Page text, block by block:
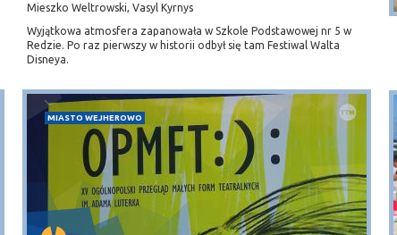
Mieszko Weltrowski, Vasyl Kyrnys
Wyjątkowa atmosfera zapanowała w Szkole Podstawowej nr 5 w
Redzie. Po raz pierwszy w historii odbył się tam Festiwal Walta
Disneya.
MIASTO WEJHEROWO